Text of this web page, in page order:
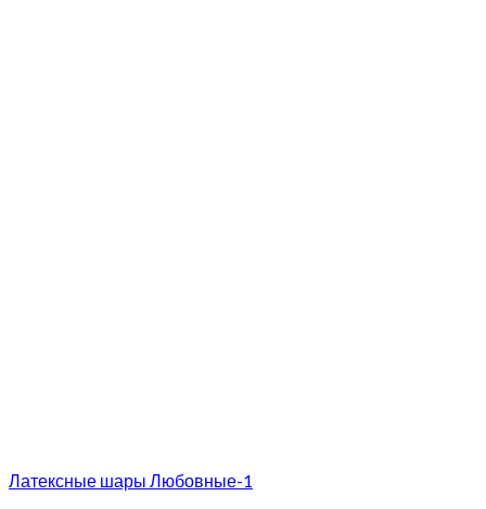
Латексные шары Любовные-1